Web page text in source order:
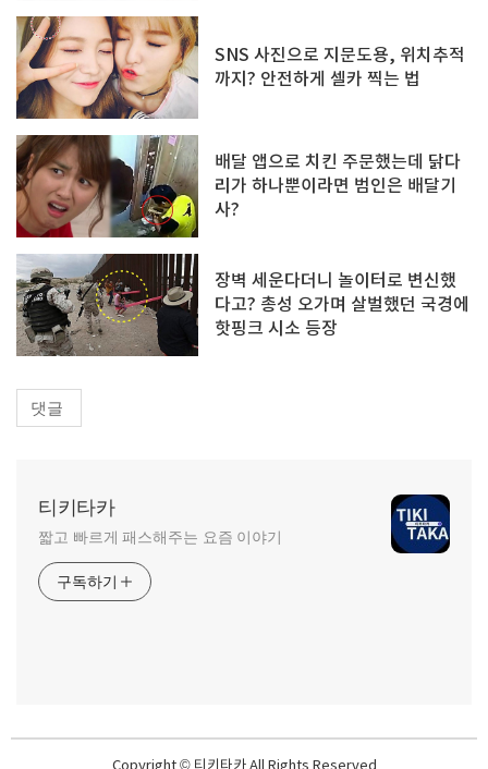
SNS 사진으로 지문도용, 위치추적
까지? 안전하게 셀카 찍는 법
배달 앱으로 치킨 주문했는데 닭다
리가 하나뿐이라면 범인은 배달기
사?
장벽 세운다더니 놀이터로 변신했
다고? 총성 오가며 살벌했던 국경에
핫핑크 시소 등장
댓글
티키타카
짧고 빠르게 패스해주는 요즘 이야기
구독하기